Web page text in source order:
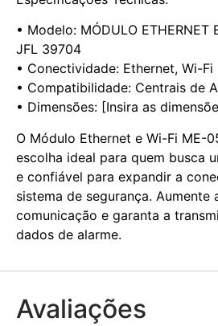
• Modelo: MÓDULO ETHERNET
JFL 39704
• Conectividade: Ethernet, Wi-Fi
• Compatibilidade: Centrais de
• Dimensões: [Insira as
O Módulo Ethernet e Wi-Fi ME-
escolha ideal para quem busca
e confiável para expandir a
sistema de segurança. Aumente
comunicação e garanta a
dados de alarme.
Avaliações